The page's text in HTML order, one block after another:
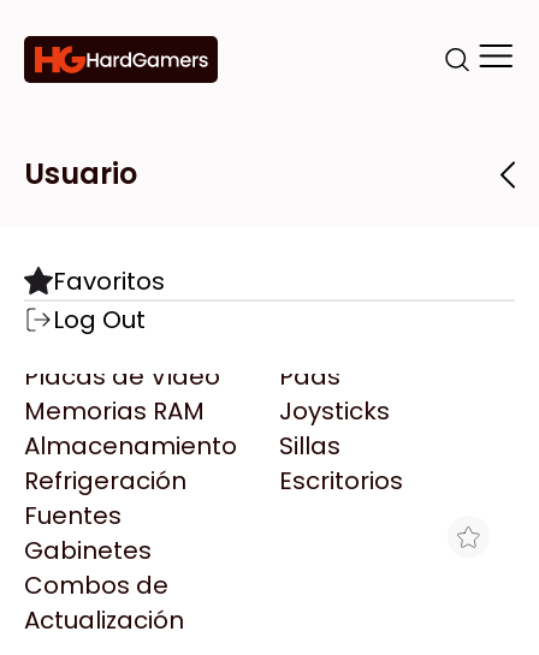
Categorías
Componentes
Motherboards
Microprocesadores
Placas de Video
Memorias RAM
Almacenamiento
Refrigeración
Fuentes
Gabinetes
Combos de
Actualización
Pads
Joysticks
Sillas
Escritorios
Marcas
Todas las Marcas
AMD
AULA
Acer
Adata
AeroCool
Antec
Arkham
Asrock
Tiendas
Destacadas
Usuario
Favoritos
Log Out
MEMORIA PC FURY DDR5 16GB 5200
BEAST RGB NEGRA